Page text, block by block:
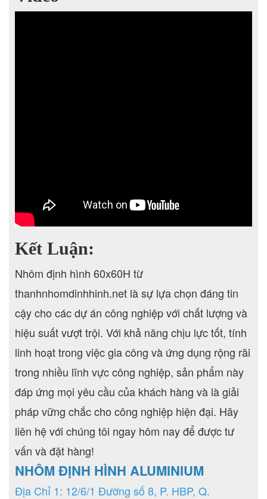
Kết Luận:
Nhôm định hình 60x60H từ
thanhnhomdinhhinh.net là sự lựa chọn đáng tin
cậy cho các dự án công nghiệp với chất lượng và
hiệu suất vượt trội. Với khả năng chịu lực tốt, tính
linh hoạt trong việc gia công và ứng dụng rộng rãi
trong nhiều lĩnh vực công nghiệp, sản phẩm này
đáp ứng mọi yêu cầu của khách hàng và là giải
pháp vững chắc cho công nghiệp hiện đại. Hãy
liên hệ với chúng tôi ngay hôm nay để được tư
vấn và đặt hàng!
NHÔM ĐỊNH HÌNH ALUMINIUM
Địa Chỉ 1: 12/6/1 Đường số 8, P. HBP, Q.